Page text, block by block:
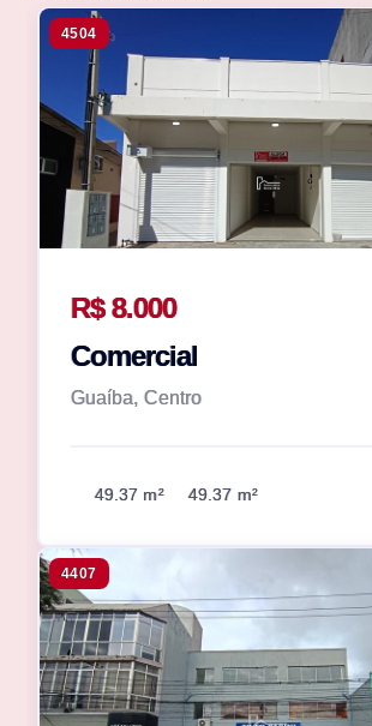
4504
R$ 8.000
Comercial
Guaíba, Centro
49.37 m² 49.37 m²
4407